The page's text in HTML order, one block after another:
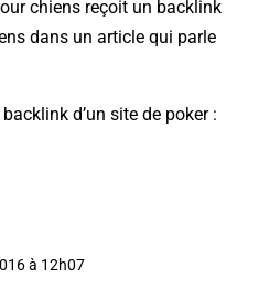
chiens reçoit un backlink
dans un article qui parle
d’un site de poker :
à 12h07